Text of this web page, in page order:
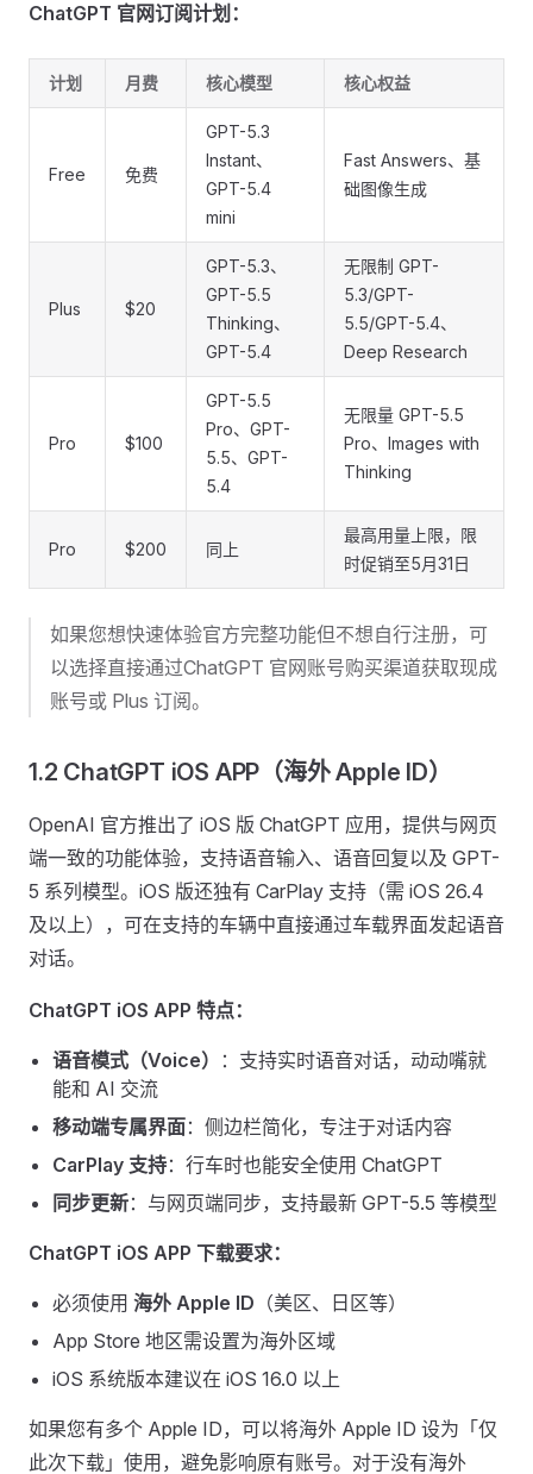
ChatGPT 官网订阅计划：
计划 月费 核心模型 核心权益
Free 免费
GPT-5.3
Instant、
GPT-5.4
mini
Fast Answers、基
础图像生成
Plus $20
GPT-5.3、
GPT-5.5
Thinking、
GPT-5.4
无限制 GPT-
5.3/GPT-
5.5/GPT-5.4、
Deep Research
Pro $100
GPT-5.5
Pro、GPT-
5.5、GPT-
5.4
无限量 GPT-5.5
Pro、Images with
Thinking
Pro $200 同上
最高用量上限，限
时促销至5月31日
如果您想快速体验官方完整功能但不想自行注册，可
以选择直接通过ChatGPT 官网账号购买渠道获取现成
账号或 Plus 订阅。
1.2 ChatGPT iOS APP（海外 Apple ID）
OpenAI 官方推出了 iOS 版 ChatGPT 应用，提供与网页
端一致的功能体验，支持语音输入、语音回复以及 GPT-
5 系列模型。iOS 版还独有 CarPlay 支持（需 iOS 26.4
及以上），可在支持的车辆中直接通过车载界面发起语音
对话。
ChatGPT iOS APP 特点：
语音模式（Voice）
：支持实时语音对话，动动嘴就
能和 AI 交流
移动端专属界面：侧边栏简化，专注于对话内容
CarPlay 支持：行车时也能安全使用 ChatGPT
同步更新：与网页端同步，支持最新 GPT-5.5 等模型
ChatGPT iOS APP 下载要求：
必须使用 海外 Apple ID （美区、日区等）
App Store 地区需设置为海外区域
iOS 系统版本建议在 iOS 16.0 以上
如果您有多个 Apple ID，可以将海外 Apple ID 设为「仅
此次下载」使用，避免影响原有账号。对于没有海外